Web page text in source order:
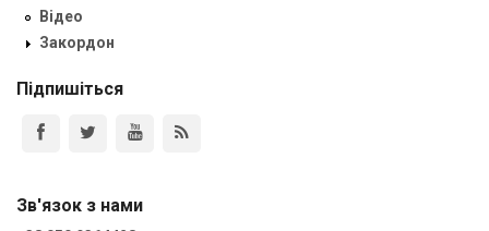
Відео
Закордон
Підпишіться
Зв'язок з нами